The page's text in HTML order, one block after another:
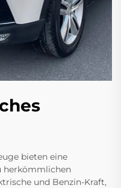
bieten eine
herkömmlichen
und Benzin-Kraft,